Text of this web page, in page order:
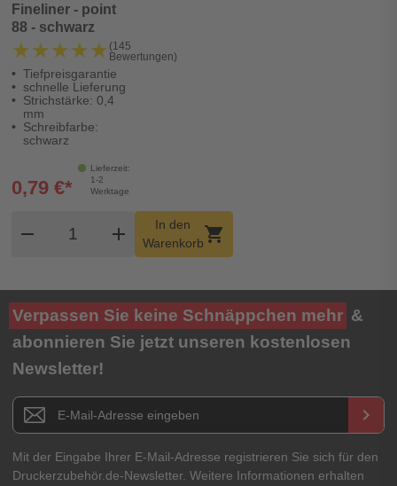
Fineliner - point
88 - schwarz
★★★★★
★★★★★ (145
Bewertungen)
Tiefpreisgarantie
schnelle Lieferung
Strichstärke: 0,4
mm
Schreibfarbe:
schwarz
Lieferzeit:
1-2
Werktage
0,79 €*
remove
Produkt Warenkorb Menge
add
In den
Warenkorbshopping_cart
Verpassen Sie keine Schnäppchen mehr &
abonnieren Sie jetzt unseren kostenlosen
Newsletter!
Newsletter E-Mail Adresse keyboard_arrow_right
Mit der Eingabe Ihrer E-Mail-Adresse registrieren Sie sich für den
Druckerzubehör.de-Newsletter. Weitere Informationen erhalten